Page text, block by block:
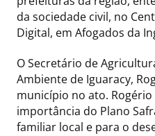
da sociedade civil, no
Digital, em Afogados da
O Secretário de
Ambiente de Iguaracy,
município no ato.
importância do Plano
familiar local e para o